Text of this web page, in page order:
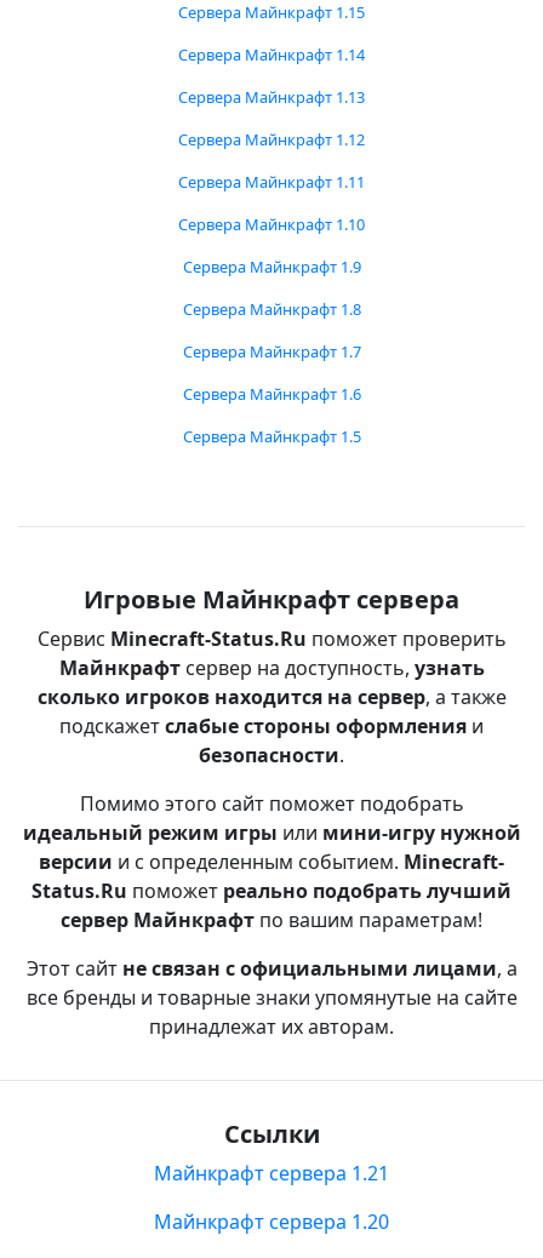
Сервера Майнкрафт 1.15
Сервера Майнкрафт 1.14
Сервера Майнкрафт 1.13
Сервера Майнкрафт 1.12
Сервера Майнкрафт 1.11
Сервера Майнкрафт 1.10
Сервера Майнкрафт 1.9
Сервера Майнкрафт 1.8
Сервера Майнкрафт 1.7
Сервера Майнкрафт 1.6
Сервера Майнкрафт 1.5
Игровые Майнкрафт сервера
Сервис Minecraft-Status.Ru поможет проверить
Майнкрафтсервер на доступность, узнать
сколько игроков находится на сервер, а также
подскажетслабые стороны оформления и
безопасности.
Помимо этого сайт поможет подобрать
идеальный режим игры или мини-игру нужной
версии и с определенным событием. Minecraft-
Status.Ru поможет реально подобрать лучший
сервер Майнкрафт по вашим параметрам!
Этот сайт не связан с официальными лицами, а
все бренды и товарные знаки упомянутые на сайте
принадлежат их авторам.
Ссылки
Майнкрафт сервера 1.21
Майнкрафт сервера 1.20